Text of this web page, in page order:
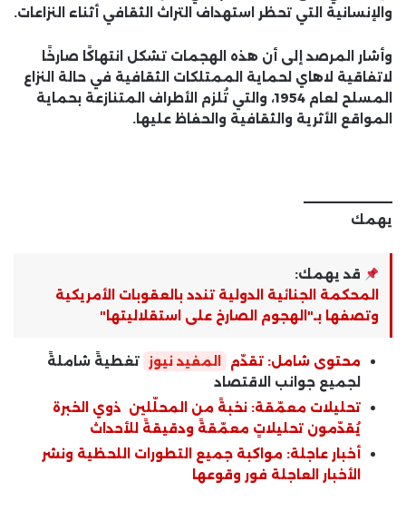
والإنسانية التي تحظر استهداف التراث الثقافي أثناء النزاعات.
وأشار المرصد إلى أن هذه الهجمات تشكل انتهاكًا صارخًا
لاتفاقية لاهاي لحماية الممتلكات الثقافية في حالة النزاع
المسلح لعام 1954، والتي تُلزم الأطراف المتنازعة بحماية
المواقع الأثرية والثقافية والحفاظ عليها.
يهمك
قد يهمك:
المحكمة الجنائية الدولية تندد بالعقوبات الأمريكية
وتصفها بـ"الهجوم الصارخ على استقلاليتها"
محتوى شامل: تقدّم المفيد نيوز
تغطيةً شاملةً
لجميع جوانب الاقتصاد
تحليلات معمّقة: نخبةً من المحلّلين ذوي الخبرة
يُقدّمون تحليلاتٍ معمّقةً ودقيقةً للأحداث
أخبار عاجلة: مواكبة جميع التطورات اللحظية ونشر
الأخبار العاجلة فور وقوعها